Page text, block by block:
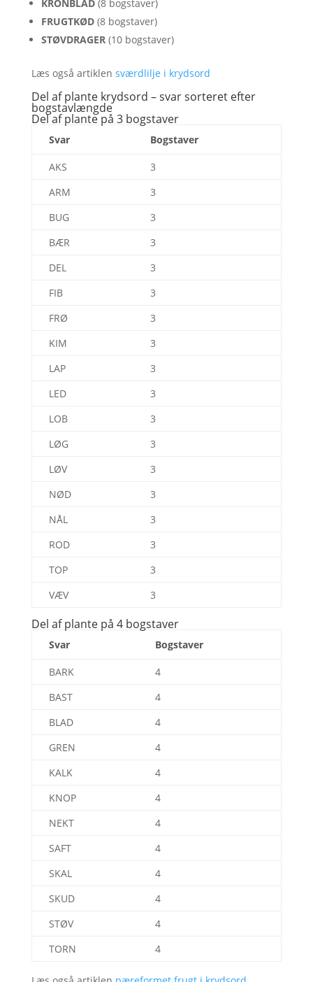
KRONBLAD(8 bogstaver)
FRUGTKØD(8 bogstaver)
STØVDRAGER(10 bogstaver)
Læs også artiklen sværdlilje i krydsord
Del af plante krydsord – svar sorteret efter
bogstavlængde
Del af plante på 3 bogstaver
Svar Bogstaver
AKS
3
ARM
3
BUG
3
BÆR
3
DEL
3
FIB
3
FRØ
3
KIM
3
LAP
3
LED
3
LOB
3
LØG
3
LØV
3
NØD
3
NÅL
3
ROD
3
TOP
3
VÆV
3
Del af plante på 4 bogstaver
Svar Bogstaver
BARK
4
BAST
4
BLAD
4
GREN
4
KALK
4
KNOP
4
NEKT
4
SAFT
4
SKAL
4
SKUD
4
STØV
4
TORN
4